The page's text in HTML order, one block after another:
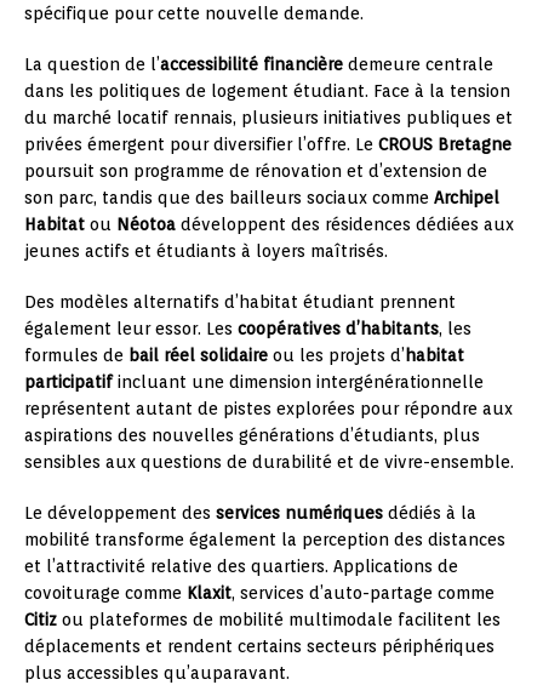
spécifique pour cette nouvelle demande.
La question de l’accessibilité financière demeure centrale
dans les politiques de logement étudiant. Face à la tension
du marché locatif rennais, plusieurs initiatives publiques et
privées émergent pour diversifier l’offre. Le CROUS Bretagne
poursuit son programme de rénovation et d’extension de
son parc, tandis que des bailleurs sociaux comme Archipel
Habitat ou Néotoa développent des résidences dédiées aux
jeunes actifs et étudiants à loyers maîtrisés.
Des modèles alternatifs d’habitat étudiant prennent
également leur essor. Les coopératives d’habitants, les
formules de bail réel solidaire ou les projets d’ habitat
participatifincluant une dimension intergénérationnelle
représentent autant de pistes explorées pour répondre aux
aspirations des nouvelles générations d’étudiants, plus
sensibles aux questions de durabilité et de vivre-ensemble.
Le développement des services numériques dédiés à la
mobilité transforme également la perception des distances
et l’attractivité relative des quartiers. Applications de
covoiturage comme Klaxit, services d’auto-partage comme
Citiz ou plateformes de mobilité multimodale facilitent les
déplacements et rendent certains secteurs périphériques
plus accessibles qu’auparavant.